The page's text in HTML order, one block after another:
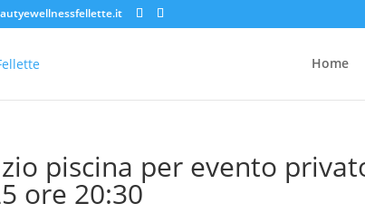
Home
piscina per evento
ore 20:30